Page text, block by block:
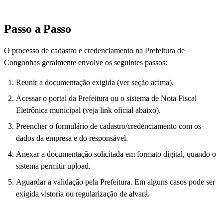
Passo a Passo
O processo de cadastro e credenciamento na Prefeitura de
Congonhas geralmente envolve os seguintes passos:
Reunir a documentação exigida (ver seção acima).
Acessar o portal da Prefeitura ou o sistema de Nota Fiscal
Eletrônica municipal (veja link oficial abaixo).
Preencher o formulário de cadastro/credenciamento com os
dados da empresa e do responsável.
Anexar a documentação solicitada em formato digital, quando o
sistema permitir upload.
Aguardar a validação pela Prefeitura. Em alguns casos pode ser
exigida vistoria ou regularização de alvará.